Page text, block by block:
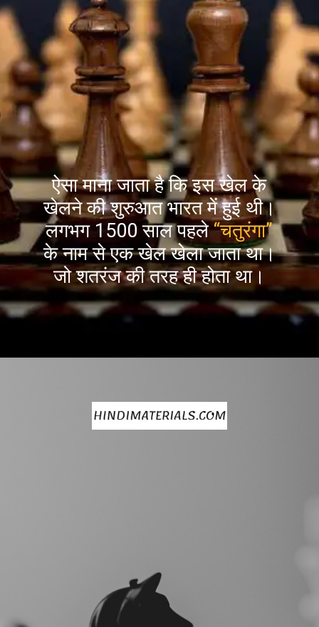
ऐसा माना जाता है कि इस खेल के
खेलने की शुरुआत भारत में हुई थी।
लगभग 1500 साल पहले“चतुरंगा”
के नाम से एक खेल खेला जाता था।
जो शतरंज की तरह ही होता था।